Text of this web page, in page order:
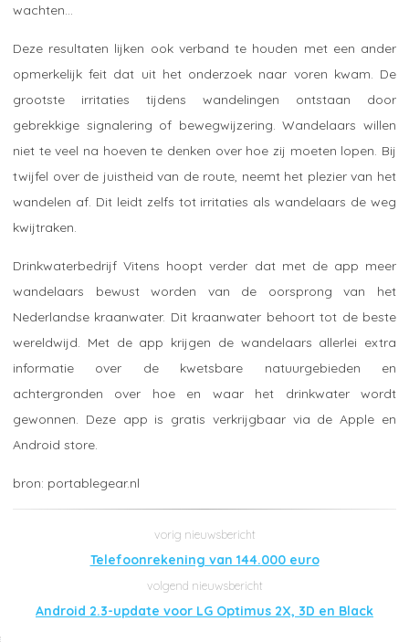
wachten...
Deze resultaten lijken ook verband te houden met een ander
opmerkelijk feit dat uit het onderzoek naar voren kwam. De
grootste irritaties tijdens wandelingen ontstaan door
gebrekkige signalering of bewegwijzering. Wandelaars willen
niet te veel na hoeven te denken over hoe zij moeten lopen. Bij
twijfel over de juistheid van de route, neemt het plezier van het
wandelen af. Dit leidt zelfs tot irritaties als wandelaars de weg
kwijtraken.
Drinkwaterbedrijf Vitens hoopt verder dat met de app meer
wandelaars bewust worden van de oorsprong van het
Nederlandse kraanwater. Dit kraanwater behoort tot de beste
wereldwijd. Met de app krijgen de wandelaars allerlei extra
informatie over de kwetsbare natuurgebieden en
achtergronden over hoe en waar het drinkwater wordt
gewonnen. Deze app is gratis verkrijgbaar via de Apple en
Android store.
portablegear.nl
Telefoonrekening van 144.000 euro
Android 2.3-update voor LG Optimus 2X, 3D en Black